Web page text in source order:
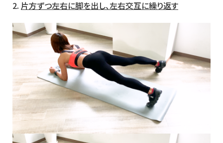
2. 片方ずつ左右に脚を出し、左右交互に繰り返す